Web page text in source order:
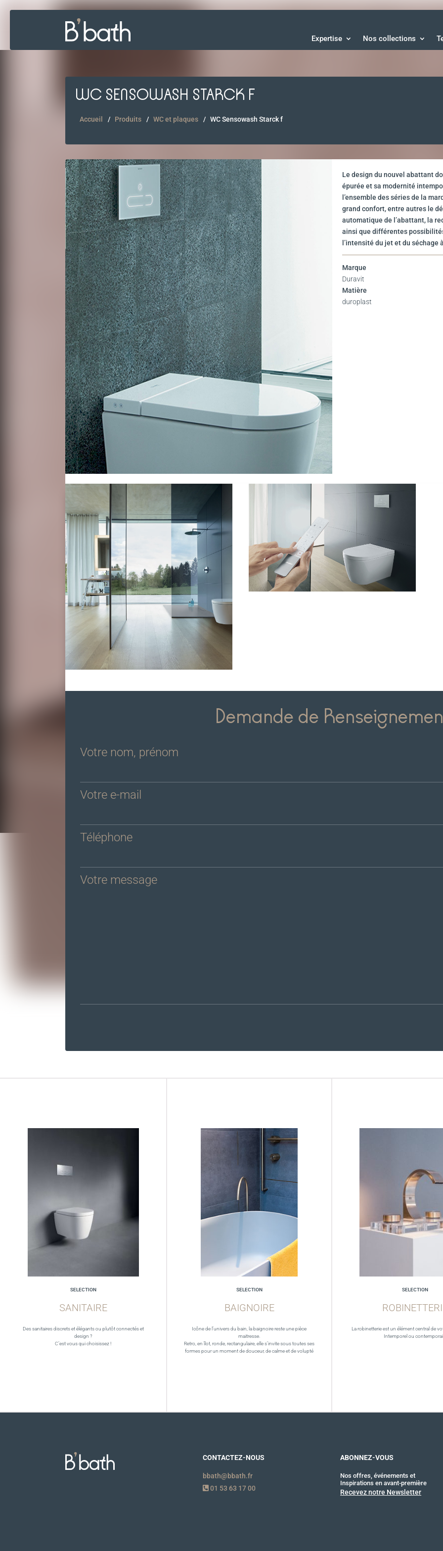
Expertise Nos collections
WC SENSOWASH STARCK F
Accueil Produits WC et plaques WC Sensowash Starck f
Le design du nouvel abattant
épurée et sa modernité
l’ensemble des séries de la
grand confort, entre autres le
automatique de l’abattant, la
ainsi que différentes
l’intensité du jet et du séchage
Marque
Duravit
Matière
duroplast
Demande de
Votre nom, prénom
Votre e-mail
Téléphone
Votre message
SELECTION
SANITAIRE
Des sanitaires discrets et élégants ou plutôt connectés et
design ?
C’est vous qui choisissez !
SELECTION
BAIGNOIRE
Icône de l’univers du bain, la baignoire reste une pièce
maitresse.
Retro, en îlot, ronde, rectangulaire, elle s’invite sous toutes ses
formes pour un moment de douceur, de calme et de volupté
SELECTION
La robinetterie est un élément central de
Intemporel ou
CONTACTEZ-NOUS
bbath@bbath.fr
01 53 63 17 00
ABONNEZ-VOUS
Nos offres, événements et
Inspirations en avant-première
Recevez notre Newsletter